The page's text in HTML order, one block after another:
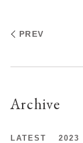
PREV
Archive
LATEST 2023